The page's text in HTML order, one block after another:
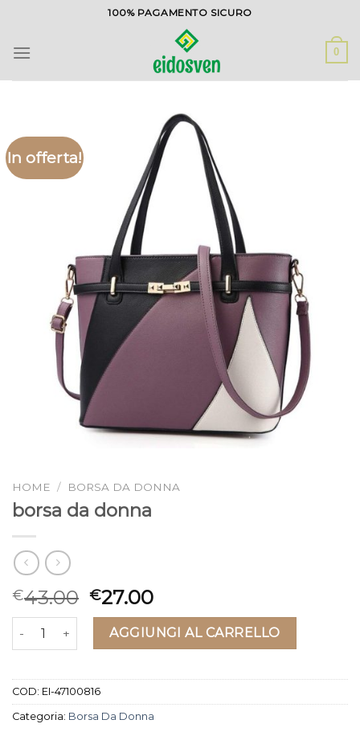
contenuti
100% PAGAMENTO SICURO
0
In offerta!
HOME / BORSA DA DONNA
borsa da donna
€43.00 €27.00
borsa da donna quantitàAGGIUNGI AL CARRELLO
COD: EI-47100816
Categoria: Borsa Da Donna